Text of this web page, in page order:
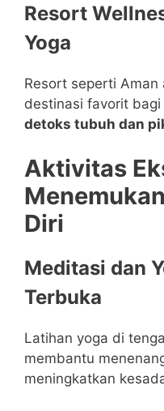
Resort
Yoga
Resort seperti Aman
destinasi favorit bagi
detoks tubuh dan
Aktivitas
Diri
Meditasi dan
Terbuka
Latihan yoga di
membantu
meningkatkan